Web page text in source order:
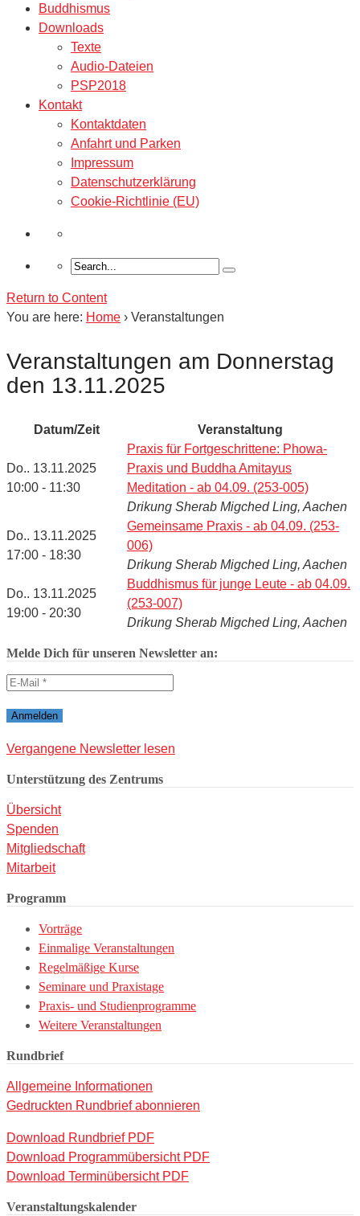
Buddhismus
Downloads
Texte
Audio-Dateien
PSP2018
Kontakt
Kontaktdaten
Anfahrt und Parken
Impressum
Datenschutzerklärung
Cookie-Richtlinie (EU)
Return to Content
You are here: Home › Veranstaltungen
Veranstaltungen am Donnerstag
den 13.11.2025
Datum/Zeit Veranstaltung
Do.. 13.11.2025
10:00 - 11:30
Praxis für Fortgeschrittene: Phowa-
Praxis und Buddha Amitayus
Meditation - ab 04.09. (253-005)
Drikung Sherab Migched Ling, Aachen
Do.. 13.11.2025
17:00 - 18:30
Gemeinsame Praxis - ab 04.09. (253-
006)
Drikung Sherab Migched Ling, Aachen
Do.. 13.11.2025
19:00 - 20:30
Buddhismus für junge Leute - ab 04.09.
(253-007)
Drikung Sherab Migched Ling, Aachen
Melde Dich für unseren Newsletter an:
Vergangene Newsletter lesen
Unterstützung des Zentrums
Übersicht
Spenden
Mitgliedschaft
Mitarbeit
Programm
Vorträge
Einmalige Veranstaltungen
Regelmäßige Kurse
Seminare und Praxistage
Praxis- und Studienprogramme
Weitere Veranstaltungen
Rundbrief
Allgemeine Informationen
Gedruckten Rundbrief abonnieren
Download Rundbrief PDF
Download Programmübersicht PDF
Download Terminübersicht PDF
Veranstaltungskalender